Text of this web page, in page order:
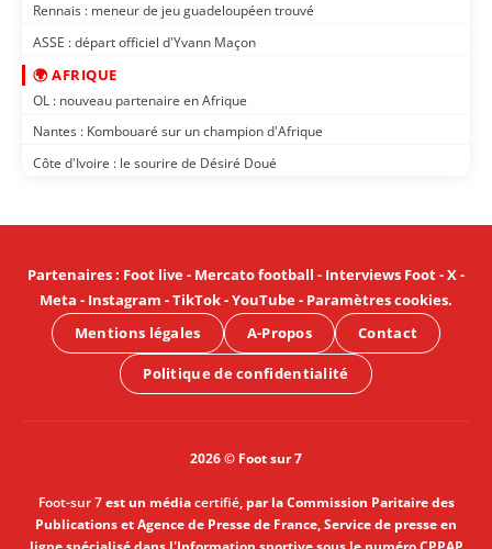
Rennais : meneur de jeu guadeloupéen trouvé
ASSE : départ officiel d'Yvann Maçon
🌍 AFRIQUE
OL : nouveau partenaire en Afrique
Nantes : Kombouaré sur un champion d'Afrique
Côte d'Ivoire : le sourire de Désiré Doué
Partenaires: Foot live- Mercato football - Interviews Foot-X-
Meta - Instagram -TikTok-YouTube- Paramètres cookies.
Mentions légales
A-Propos Contact
Politique de confidentialité
2026 © Foot sur 7
Foot-sur 7est un médiacertifié, par la Commission Paritaire des
Publications et Agence de Presse de France, Service de presse en